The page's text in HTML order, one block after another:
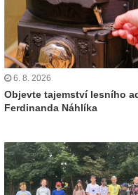
6. 8. 2026
Objevte tajemství lesního
Ferdinanda Náhlíka